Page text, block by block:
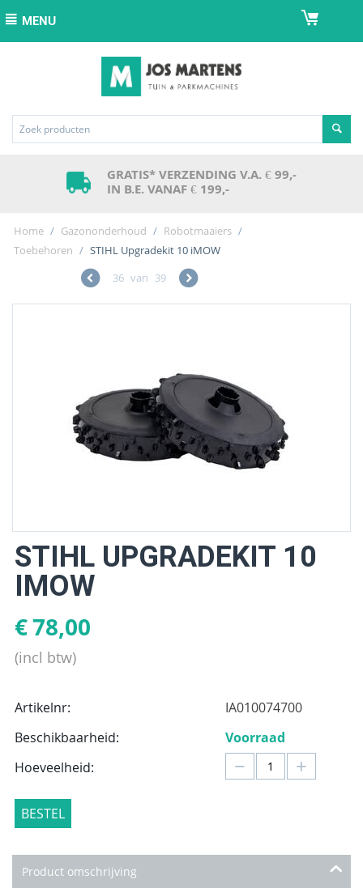
MENU
GRATIS* VERZENDING V.A. € 99,-
IN B.E. VANAF € 199,-
Home / Gazononderhoud / Robotmaaiers /
Toebehoren / STIHL Upgradekit 10 iMOW
36 van 39
STIHL UPGRADEKIT 10
IMOW
€78,00
(incl btw)
Artikelnr:
IA010074700
Beschikbaarheid:
Voorraad
Hoeveelheid:
+
−
BESTEL
Product omschrijving